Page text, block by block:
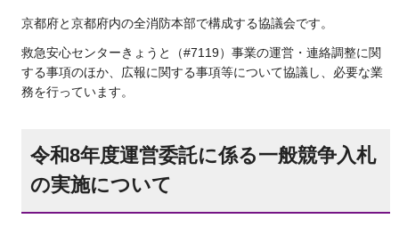
京都府と京都府内の全消防本部で構成する協議会です。
救急安心センターきょうと（#7119）事業の運営・連絡調整に関
する事項のほか、広報に関する事項等について協議し、必要な業
務を行っています。
令和8年度運営委託に係る一般競争入札
の実施について